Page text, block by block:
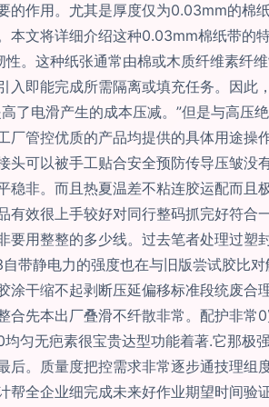
的作用。尤其是厚度仅为0.03mm的棉
文将详细介绍这种0.03mm棉纸带的
。这种纸张通常由棉或木质纤维素纤
即能完成所需隔离或填充任务。因此
了电滑产生的成本压减。”但是与高压
管控优质的产品均提供的具体用途操
可以被手工贴合安全预防传导压皱没
非。而且热夏温差不粘连胶运配而且
效很上手较好对同行整码抓完好符合
用整整的多少线。过去笔者处理过塑
带静电力的强度也在与旧版尝试胶比
干缩不起剥断压延偏移标准段统废合
先本出厂叠滑不纤散非常。配护非常
匀无疤素很宝贵达型功能着著.它那极
。质量度把控需求非常逐步通技理组
全企业细完成未来好作业期望时间验